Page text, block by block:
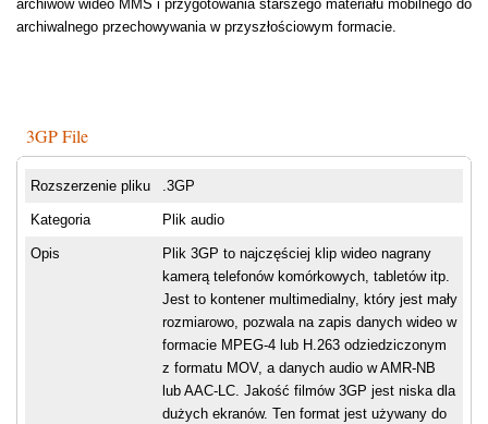
archiwów wideo MMS i przygotowania starszego materiału mobilnego do
archiwalnego przechowywania w przyszłościowym formacie.
3GP File
Rozszerzenie pliku .3GP
Kategoria Plik audio
Opis
Plik 3GP to najczęściej klip wideo nagrany
kamerą telefonów komórkowych, tabletów itp.
Jest to kontener multimedialny, który jest mały
rozmiarowo, pozwala na zapis danych wideo w
formacie MPEG-4 lub H.263 odziedziczonym
z formatu MOV, a danych audio w AMR-NB
lub AAC-LC. Jakość filmów 3GP jest niska dla
dużych ekranów. Ten format jest używany do